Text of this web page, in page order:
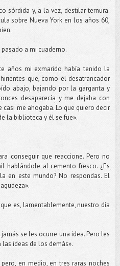
sórdida y, a la vez, destilar ternura.
sobre Nueva York en los años 60,
a mi cuaderno.
años mi exmarido había tenido la
que, como el desatrancador
abajo, bajando por la garganta y
desaparecía y me dejaba con
me ahogaba. Lo que quiero decir
la biblioteca y él se fue».
conseguir que reaccione. Pero no
hablándole al cemento fresco. ¿Es
en este mundo? No respondas. El
es, lamentablemente, nuestro día
se les ocurre una idea. Pero les
ideas de los demás».
en medio, en tres raras noches